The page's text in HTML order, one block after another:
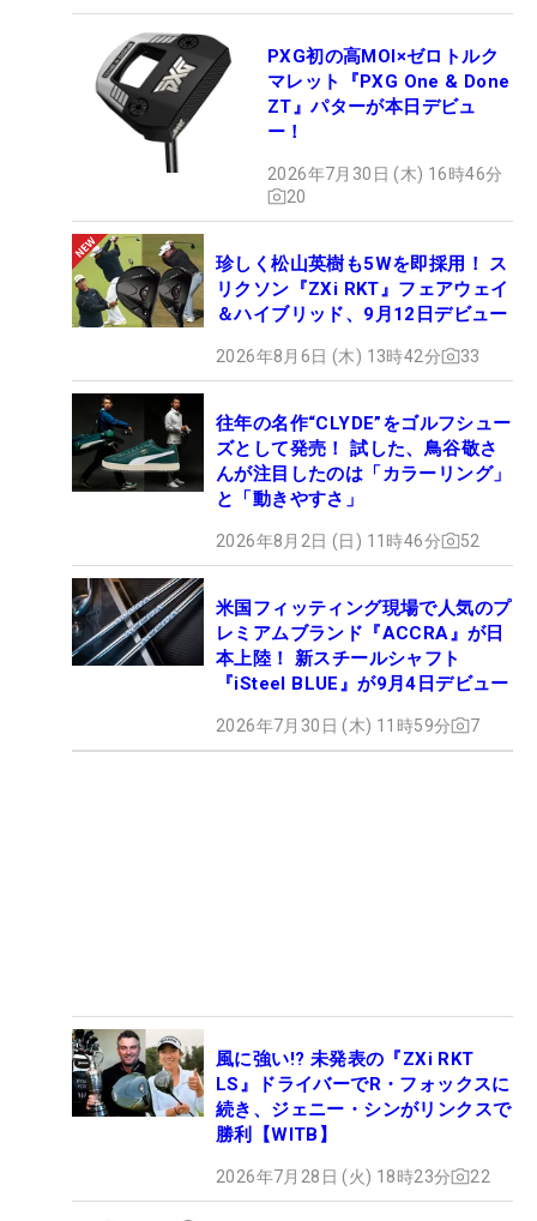
PXG初の高MOI×ゼロトルク
マレット『PXG One & Done
ZT』パターが本日デビュ
ー！
2026年7月30日 (木) 16時46分
20
珍しく松山英樹も5Wを即採用！ ス
リクソン『ZXi RKT』フェアウェイ
＆ハイブリッド、9月12日デビュー
2026年8月6日 (木) 13時42分 33
往年の名作“CLYDE”をゴルフシュー
ズとして発売！ 試した、鳥谷敬さ
んが注目したのは「カラーリング」
と「動きやすさ」
2026年8月2日 (日) 11時46分 52
米国フィッティング現場で人気のプ
レミアムブランド『ACCRA』が日
本上陸！ 新スチールシャフト
『iSteel BLUE』が9月4日デビュー
2026年7月30日 (木) 11時59分 7
風に強い!? 未発表の『ZXi RKT
LS』ドライバーでR・フォックスに
続き、ジェニー・シンがリンクスで
勝利【WITB】
2026年7月28日 (火) 18時23分 22